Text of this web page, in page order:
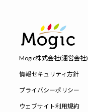
Mogic株式会社(運営会社)
情報セキュリティ方針
プライバシーポリシー
ウェブサイト利用規約